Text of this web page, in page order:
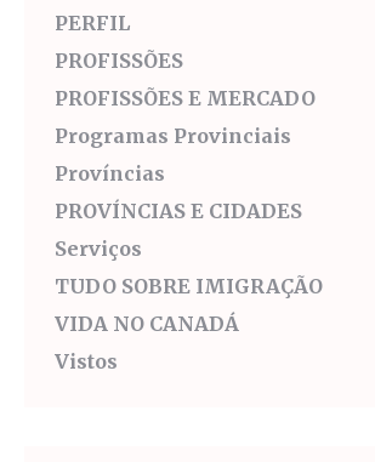
PERFIL
PROFISSÕES
PROFISSÕES E MERCADO
Programas Provinciais
Províncias
PROVÍNCIAS E CIDADES
Serviços
TUDO SOBRE IMIGRAÇÃO
VIDA NO CANADÁ
Vistos